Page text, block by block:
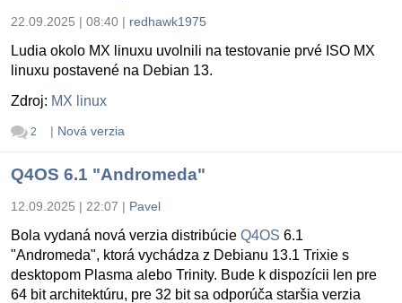
22.09.2025 | 08:40 | redhawk1975
Ludia okolo MX linuxu uvolnili na testovanie prvé ISO MX
linuxu postavené na Debian 13.
Zdroj: MX linux
2 | Nová verzia
Q4OS 6.1 "Andromeda"
12.09.2025 | 22:07 | Pavel
Bola vydaná nová verzia distribúcie Q4OS 6.1
"Andromeda", ktorá vychádza z Debianu 13.1 Trixie s
desktopom Plasma alebo Trinity. Bude k dispozícii len pre
64 bit architektúru, pre 32 bit sa odporúča staršia verzia